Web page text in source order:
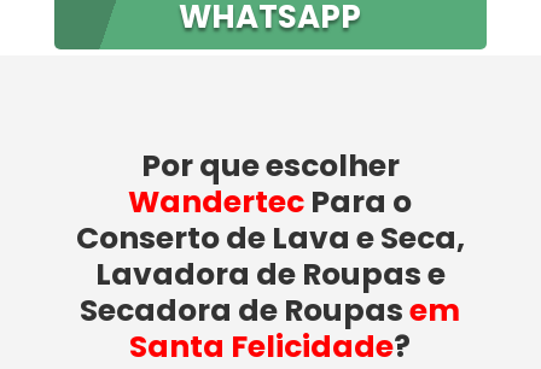
WHATSAPP
Por que escolher
Wandertec Para o
Conserto de Lava e Seca,
Lavadora de Roupas e
Secadora de Roupasem
Santa Felicidade?